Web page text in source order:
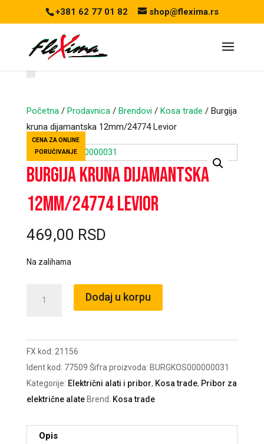
+381 62 77 01 82 shop@flexima.rs
Početna/ Prodavnica/ Brendovi/ Kosa trade / Burgija
kruna dijamantska 12mm/24774 Levior
CENA ZA ONLINE
PORUČIVANJE
Burgija kruna dijamantska
12mm/24774 Levior
469,00 RSD
Na zalihama
12mm/24774
Levior
količina
Dodaj u korpu
FX kod: 21156
Ident kod: 77509 Šifra proizvoda: BURGKOS000000031
Kategorije: Električni alati i pribor, Kosa trade, Pribor za
električne alate Brend: Kosa trade
Opis